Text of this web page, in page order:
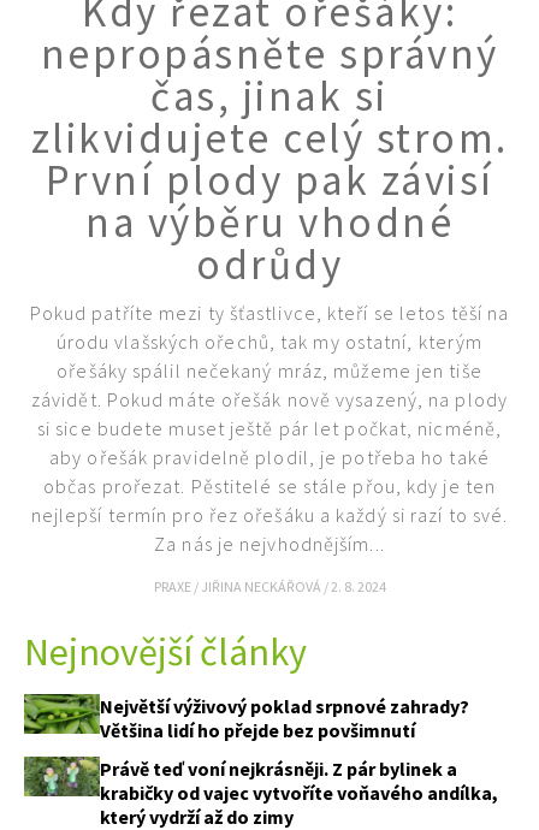
KVÍZY A TESTY
Kdy řezat ořešáky:
nepropásněte správný
čas, jinak si
zlikvidujete celý strom.
První plody pak závisí
na výběru vhodné
odrůdy
Pokud patříte mezi ty šťastlivce, kteří se letos těší na
úrodu vlašských ořechů, tak my ostatní, kterým
ořešáky spálil nečekaný mráz, můžeme jen tiše
závidět. Pokud máte ořešák nově vysazený, na plody
si sice budete muset ještě pár let počkat, nicméně,
aby ořešák pravidelně plodil, je potřeba ho také
občas prořezat. Pěstitelé se stále přou, kdy je ten
nejlepší termín pro řez ořešáku a každý si razí to své.
Za nás je nejvhodnějším...
PRAXE / JIŘINA NECKÁŘOVÁ / 2. 8. 2024
Nejnovější články
Největší výživový poklad srpnové zahrady?
Většina lidí ho přejde bez povšimnutí
Právě teď voní nejkrásněji. Z pár bylinek a
krabičky od vajec vytvoříte voňavého andílka,
který vydrží až do zimy